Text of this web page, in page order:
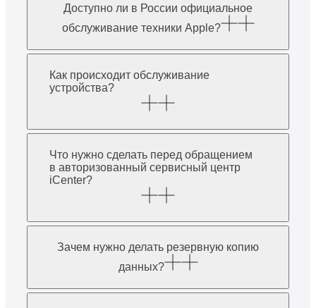
Доступно ли в России официальное
обслуживание техники Apple?
Как происходит обслуживание
устройства?
Что нужно сделать перед обращением
в авторизованный сервисный центр
iCenter?
Зачем нужно делать резервную копию
данных?